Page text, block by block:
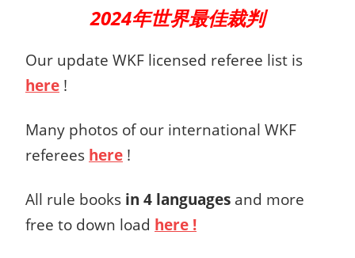
2024年世界最佳裁判
Our update WKF licensed referee list is
here !
Many photos of our international WKF
referees here !
All rule books in 4 languages and more
free to down load here !